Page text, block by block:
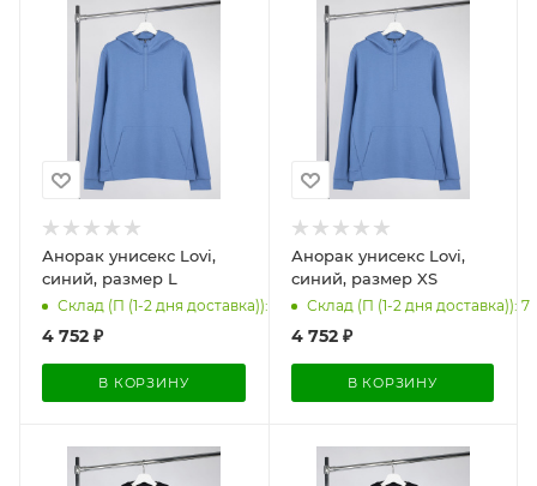
Анорак унисекс Lovi,
синий, размер L
Склад (П (1-2 дня доставка)): 12
4 752 ₽
В КОРЗИНУ
Анорак унисекс Lovi,
синий, размер XS
Склад (П (1-2 дня доставка)): 7
4 752₽
В КОРЗИНУ